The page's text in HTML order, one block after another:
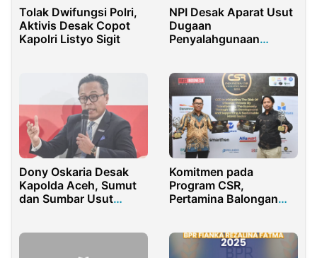
Tolak Dwifungsi Polri,
Aktivis Desak Copot
Kapolri Listyo Sigit
NPI Desak Aparat Usut
Dugaan
Penyalahgunaan
Sipil
Dony Oskaria Desak
Kapolda Aceh, Sumut
dan Sumbar Usut
Komitmen pada
Program CSR,
Pertamina Balongan